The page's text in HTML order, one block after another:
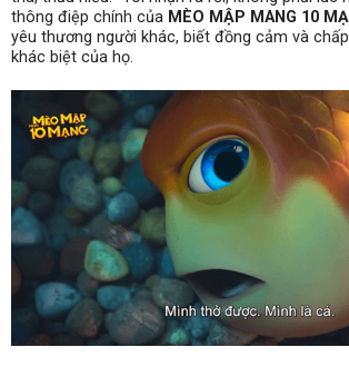
thông điệp chính của MÈO MẬP MANG 10
yêu thương người khác, biết đồng cảm và
khác biệt của họ.